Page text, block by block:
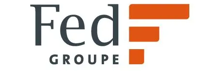
Marine Mon Petit Jama
Daniel STOLL SLS Move Relocation